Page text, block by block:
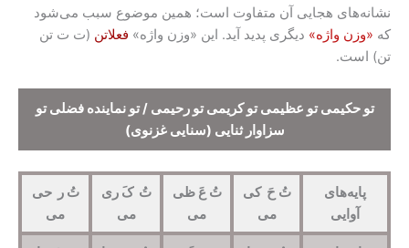
نشانه‌های هجایی آن متفاوت است؛ همین موضوع سبب می‌شود
که «وزن واژه» دیگری پدید آید. این «وزن واژه» فعلاتن (ت ت تن
تن) است.
تو حکیمی تو عظیمی تو کریمی تو رحیمی / تو نماینده فضلی تو
سزاوار ثنایی (سنایی غزنوی)
پایه‌های
آوایی
تُ حَ کی
می
تُ عَ ظی
می
تُ کَ ری
می
تُ ر حی
می